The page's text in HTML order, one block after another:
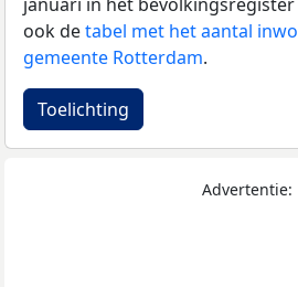
januari in het
ook detabel met het aantal
gemeente Rotterdam.
Toelichting
Advertentie: